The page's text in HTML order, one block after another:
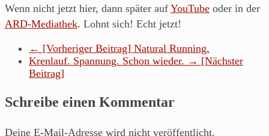
Wenn nicht jetzt hier, dann später auf YouTube oder in der
ARD-Mediathek. Lohnt sich! Echt jetzt!
← [Vorheriger Beitrag] Natural Running.
Krenlauf. Spannung. Schon wieder. → [Nächster
Beitrag]
Schreibe einen Kommentar
Deine E-Mail-Adresse wird nicht veröffentlicht.